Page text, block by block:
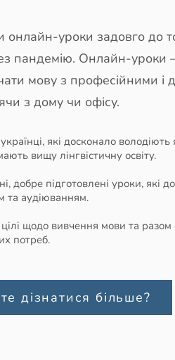
уроки задовго до
пандемію. Онлайн-уроки
мову з професійними і
з дому чи офісу.
які досконало
вищу лінгвістичну освіту.
добре підготовлені уроки, які
та аудіюванням.
щодо вивчення мови та разом
потреб.
дізнатися більше?